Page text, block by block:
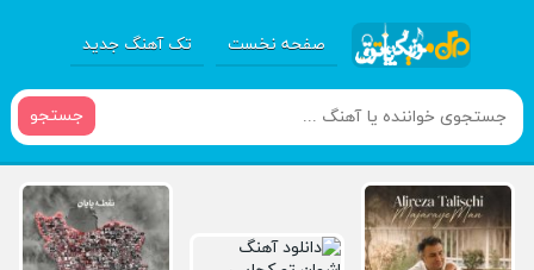
صفحه نخست تک آهنگ جدید
جستجو